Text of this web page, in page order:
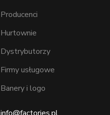
Producenci
Hurtownie
Dystrybutorzy
Firmy usługowe
Banery i logo